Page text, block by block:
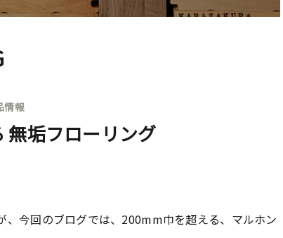
情報
無垢フローリング
今回のブログでは、200mm巾を超える、マルホン